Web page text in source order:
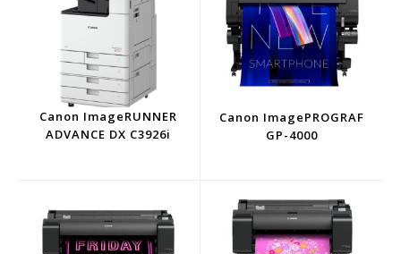
Canon ImageRUNNER
ADVANCE DX C3926i
Canon ImagePROGRAF
GP-4000